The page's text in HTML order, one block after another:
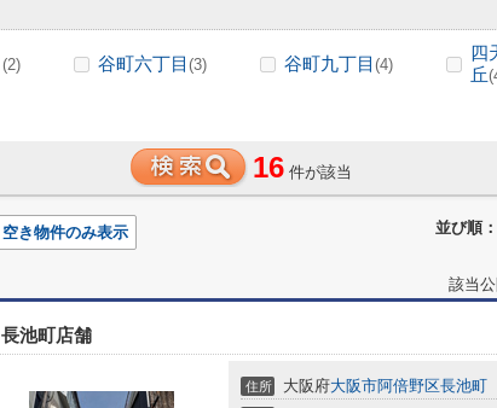
(2) 谷町六丁目 (3) 谷町九丁目 (4)
四
丘
16 件が該当
並び順：
空き物件のみ表示
該当
長池町店舗
住所 大阪府大阪市阿倍野区長池町